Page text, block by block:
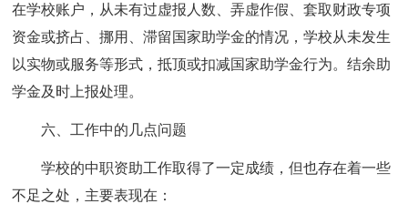
在学校账户，从未有过虚报人数、弄虚作假、套取财政专项
资金或挤占、挪用、滞留国家助学金的情况，学校从未发生
以实物或服务等形式，抵顶或扣减国家助学金行为。结余助
学金及时上报处理。
六、工作中的几点问题
学校的中职资助工作取得了一定成绩，但也存在着一些
不足之处，主要表现在：